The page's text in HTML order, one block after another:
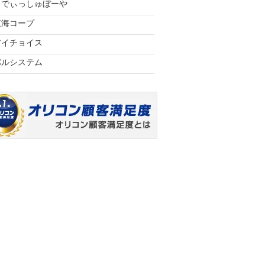
ぃっしゅぼーや
コープ
チョイス
システム